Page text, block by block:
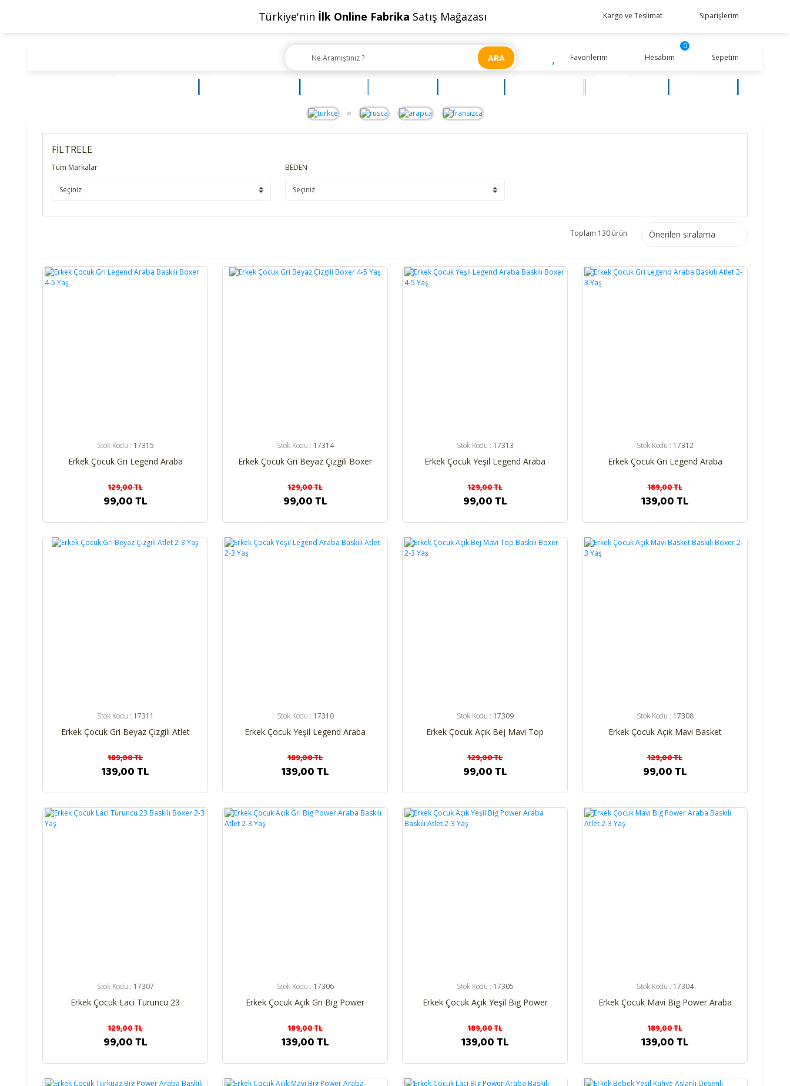
Türkiye'nin İlk Online Fabrika Satış Mağazası Kargo ve Teslimat Siparişlerim
ARA Favorilerim Hesabım
0
Sepetim
FİLTRELE
Tüm Markalar BEDEN
Toplam 130 ürün
%23
Stok Kodu : 17315
Erkek Çocuk Gri Legend Araba
129,00 TL
99,00 TL
Stok Kodu : 17314
Erkek Çocuk Gri Beyaz Çizgili Boxer
129,00 TL
99,00 TL
%23
Stok Kodu : 17313
Erkek Çocuk Yeşil Legend Araba
129,00 TL
99,00 TL
%26
Stok Kodu : 17312
Erkek Çocuk Gri Legend Araba
189,00 TL
139,00 TL
Stok Kodu : 17311
Erkek Çocuk Gri Beyaz Çizgili Atlet
189,00 TL
139,00 TL
%26
Stok Kodu : 17310
Erkek Çocuk Yeşil Legend Araba
189,00 TL
139,00 TL
%23
Stok Kodu : 17309
Erkek Çocuk Açık Bej Mavi Top
129,00 TL
99,00 TL
%23
Stok Kodu : 17308
Erkek Çocuk Açık Mavi Basket
129,00 TL
99,00 TL
Stok Kodu : 17307
Erkek Çocuk Laci Turuncu 23
129,00 TL
99,00 TL
Stok Kodu : 17306
Erkek Çocuk Açık Gri Big Power
189,00 TL
139,00 TL
Stok Kodu : 17305
Erkek Çocuk Açık Yeşil Big Power
189,00 TL
139,00 TL
Stok Kodu : 17304
Erkek Çocuk Mavi Big Power Araba
189,00 TL
139,00 TL